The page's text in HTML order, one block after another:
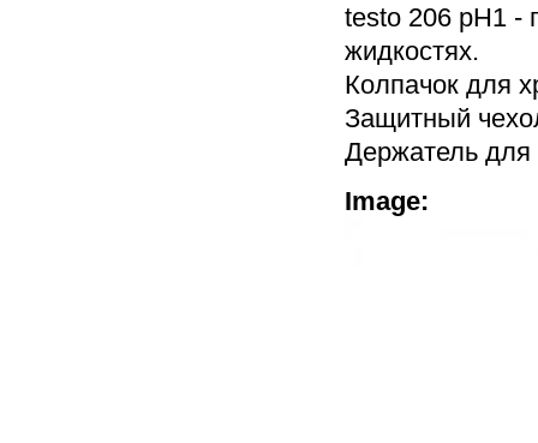
testo 206 pH1 -
жидкостях.
Колпачок для
Защитный
Держатель
Image: